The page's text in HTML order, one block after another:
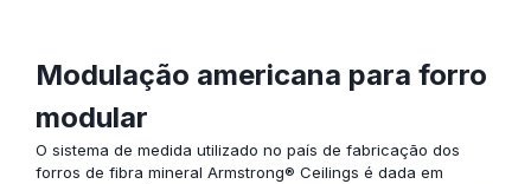
Modulação americana para forro
modular
O sistema de medida utilizado no país de fabricação dos
forros de fibra mineral Armstrong® Ceilings é dada em